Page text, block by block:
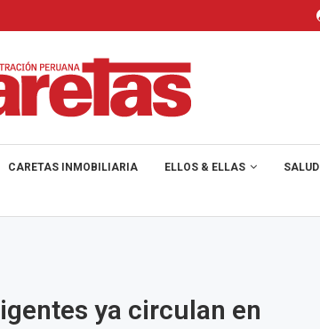
CARETAS INMOBILIARIA ELLOS & ELLAS SALUD
ya circulan en